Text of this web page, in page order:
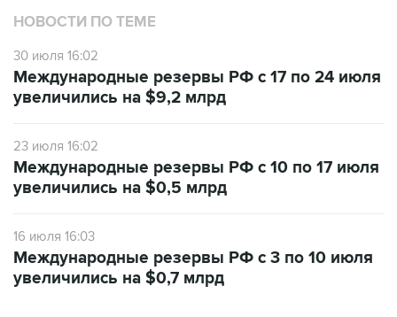
НОВОСТИ ПО ТЕМЕ
30 июля 16:02
Международные резервы РФ с 17 по 24 июля
увеличились на $9,2 млрд
23 июля 16:02
Международные резервы РФ с 10 по 17 июля
увеличились на $0,5 млрд
16 июля 16:03
Международные резервы РФ с 3 по 10 июля
увеличились на $0,7 млрд